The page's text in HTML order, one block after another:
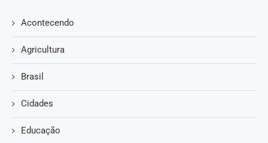
Acontecendo
Agricultura
Brasil
Cidades
Educação